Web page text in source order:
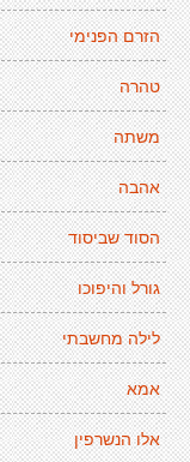
הזרם הפנימי
טהרה
משתה
אהבה
הסוד שביסוד
גורל והיפוכו
לילה מחשבתי
אמא
אלו הנשרפין